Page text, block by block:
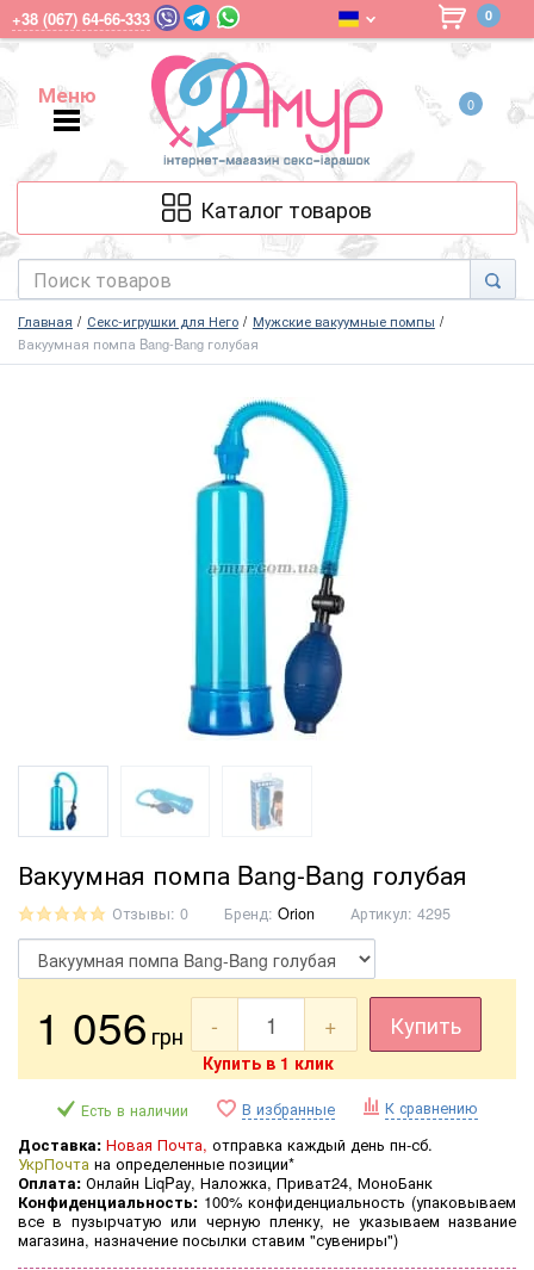
+38 (067) 64-66-333 0
Меню
Меню
0
Каталог товаров
Главная Секс-игрушки для Него
Мужские вакуумные помпы
Вакуумная помпа Bang-Bang голубая
Вакуумная помпа Bang-Bang голубая
Отзывы: 0 Бренд: Orion Артикул: 4295
1 056 грн - + Купить
Купить в 1 клик
Есть в наличии В избранные К сравнению
Доставка: Новая Почта, отправка каждый день пн-сб.
УкрПочта на определенные позиции*
Оплата: Онлайн LiqPay, Наложка, Приват24, МоноБанк
Конфиденциальность: 100% конфиденциальность (упаковываем
все в пузырчатую или черную пленку, не указываем название
магазина, назначение посылки ставим "сувениры")